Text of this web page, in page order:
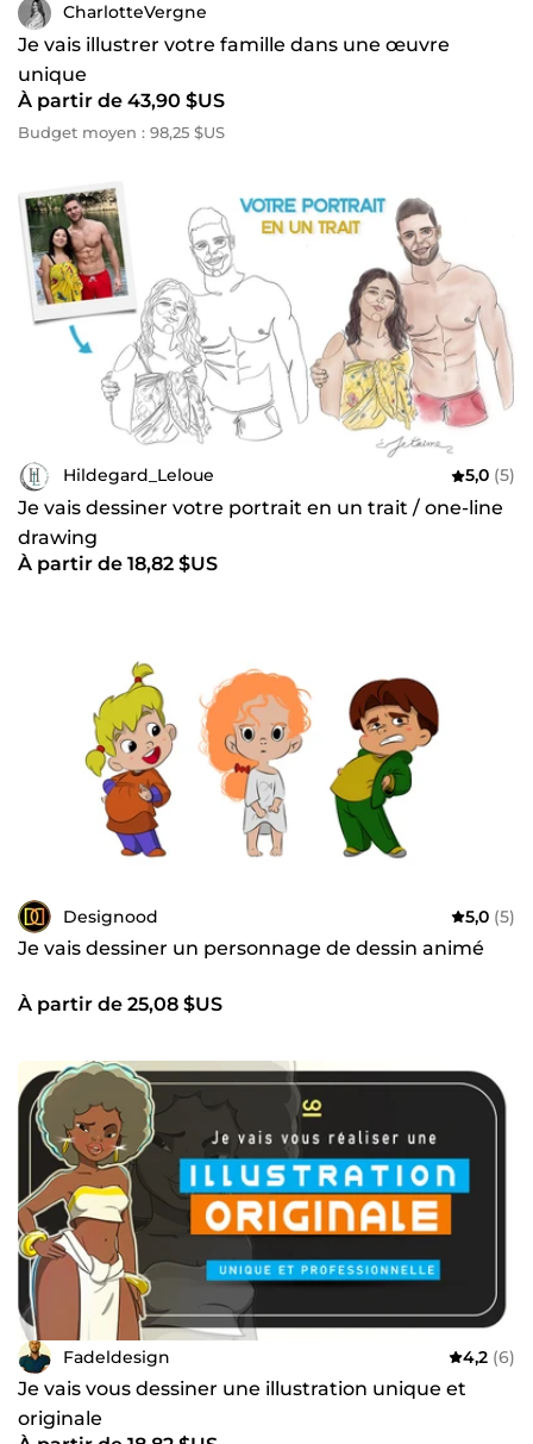
CharlotteVergne
Je vais illustrer votre famille dans une œuvre
unique
À partir de 43,90 $US
Budget moyen : 98,25 $US
Hildegard_Leloue 5,0 (5)
Je vais dessiner votre portrait en un trait / one-line
drawing
À partir de 18,82 $US
Designood 5,0 (5)
Je vais dessiner un personnage de dessin animé
À partir de 25,08 $US
Fadeldesign 4,2 (6)
Je vais vous dessiner une illustration unique et
originale